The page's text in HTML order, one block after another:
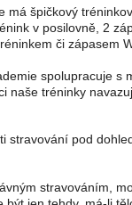
má špičkový
v posilovně, 2
či zápasem
spolupracuje s
naše tréninky
stravování pod
stravováním,